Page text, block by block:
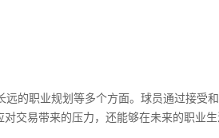
的职业规划等多个方面。球员通过接受
交易带来的压力，还能够在未来的职业生